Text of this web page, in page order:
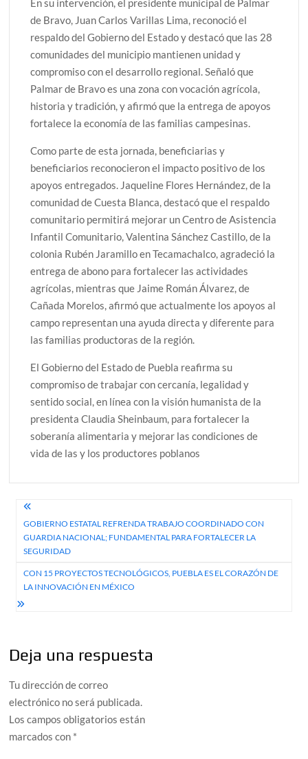
En su intervención, el presidente municipal de Palmar
de Bravo, Juan Carlos Varillas Lima, reconoció el
respaldo del Gobierno del Estado y destacó que las 28
comunidades del municipio mantienen unidad y
compromiso con el desarrollo regional. Señaló que
Palmar de Bravo es una zona con vocación agrícola,
historia y tradición, y afirmó que la entrega de apoyos
fortalece la economía de las familias campesinas.
Como parte de esta jornada, beneficiarias y
beneficiarios reconocieron el impacto positivo de los
apoyos entregados. Jaqueline Flores Hernández, de la
comunidad de Cuesta Blanca, destacó que el respaldo
comunitario permitirá mejorar un Centro de Asistencia
Infantil Comunitario, Valentina Sánchez Castillo, de la
colonia Rubén Jaramillo en Tecamachalco, agradeció la
entrega de abono para fortalecer las actividades
agrícolas, mientras que Jaime Román Álvarez, de
Cañada Morelos, afirmó que actualmente los apoyos al
campo representan una ayuda directa y diferente para
las familias productoras de la región.
El Gobierno del Estado de Puebla reafirma su
compromiso de trabajar con cercanía, legalidad y
sentido social, en línea con la visión humanista de la
presidenta Claudia Sheinbaum, para fortalecer la
soberanía alimentaria y mejorar las condiciones de
vida de las y los productores poblanos
Navegación
de
entradas
GOBIERNO ESTATAL REFRENDA TRABAJO COORDINADO CON
GUARDIA NACIONAL; FUNDAMENTAL PARA FORTALECER LA
SEGURIDAD
CON 15 PROYECTOS TECNOLÓGICOS, PUEBLA ES EL CORAZÓN DE
LA INNOVACIÓN EN MÉXICO
Deja una respuesta
Tu dirección de correo
electrónico no será publicada.
Los campos obligatorios están
marcados con *